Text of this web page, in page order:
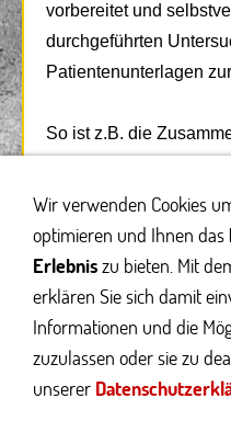
vorbereitet und
durchgeführten
Patientenunterlagen
So ist z.B. die
automatisch wieder zu
so einer
Praxis nichts im Wege.
Wir verwenden Cookies
optimieren und Ihnen das
Erlebniszu bieten. Mit
erklären Sie sich damit
Informationen und die
zuzulassen oder sie zu
unserer